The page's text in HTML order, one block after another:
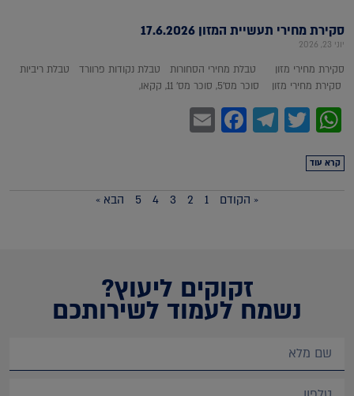
סקירת מחירי תעשיית המזון 17.6.2026
יוני 23, 2026
סקירת מחירי מזון טבלת מחירי הסחורות טבלת נקודות פרוורד טבלת ריביות
סקירת מחירי מזון סוכר מס'5, סוכר מס' 11, קקאו,
WhatsApp
Twitter
Telegram
Facebook
קרא עוד
« הקודם 1
2
3
4
5 הבא »
זקוקים ליעוץ?
נשמח לעמוד לשירותכם